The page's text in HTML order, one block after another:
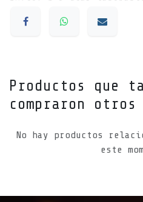
Productos que
compraron
No hay productos
este